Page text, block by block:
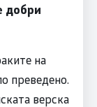
добри
на
преведено.
верска